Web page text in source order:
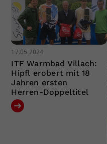
17.05.2024
ITF Warmbad Villach:
Hipfl erobert mit 18
Jahren ersten
Herren-Doppeltitel